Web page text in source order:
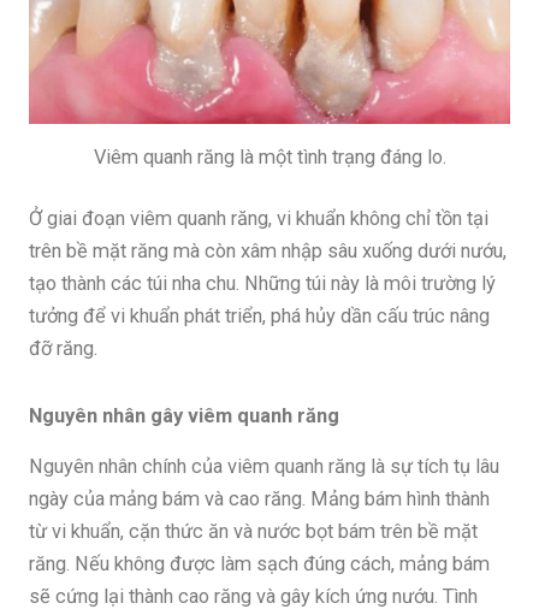
Viêm quanh răng là một tình trạng đáng lo.
Ở giai đoạn viêm quanh răng, vi khuẩn không chỉ tồn tại
trên bề mặt răng mà còn xâm nhập sâu xuống dưới nướu,
tạo thành các túi nha chu. Những túi này là môi trường lý
tưởng để vi khuẩn phát triển, phá hủy dần cấu trúc nâng
đỡ răng.
Nguyên nhân gây viêm quanh răng
Nguyên nhân chính của viêm quanh răng là sự tích tụ lâu
ngày của mảng bám và cao răng. Mảng bám hình thành
từ vi khuẩn, cặn thức ăn và nước bọt bám trên bề mặt
răng. Nếu không được làm sạch đúng cách, mảng bám
sẽ cứng lại thành cao răng và gây kích ứng nướu. Tình